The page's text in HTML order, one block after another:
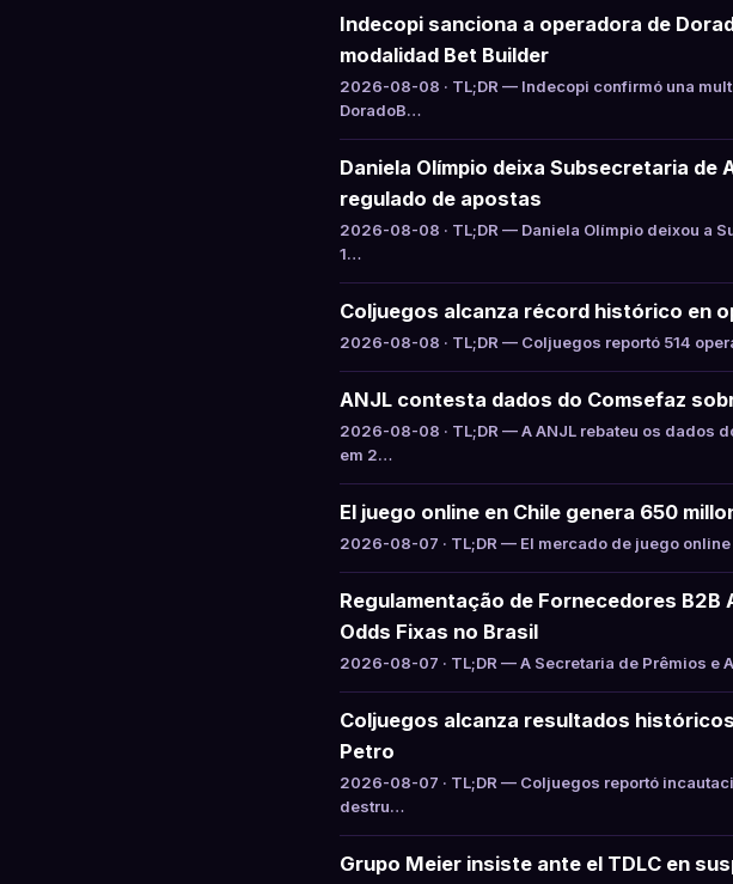
Indecopi sanciona a operadora de
modalidad Bet Builder
2026-08-08 · TL;DR — Indecopi confirmó una
DoradoB…
Daniela Olímpio deixa Subsecretaria
regulado de apostas
2026-08-08 · TL;DR — Daniela Olímpio deixou a
1…
Coljuegos alcanza récord histórico en
2026-08-08 · TL;DR — Coljuegos reportó 514
ANJL contesta dados do Comsefaz
2026-08-08 · TL;DR — A ANJL rebateu os dados
em 2…
El juego online en Chile genera 650
2026-08-07 · TL;DR — El mercado de juego
Regulamentação de Fornecedores
Odds Fixas no Brasil
2026-08-07 · TL;DR — A Secretaria de Prêmios
Coljuegos alcanza resultados
Petro
2026-08-07 · TL;DR — Coljuegos reportó
destru…
Grupo Meier insiste ante el TDLC en